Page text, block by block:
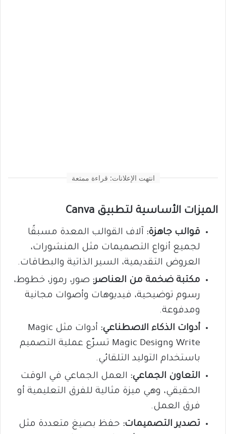
انتهت الإعلانات: قراءة ممتعة
الميزات الأساسية لتطبيق Canva
قوالب جاهزة: آلاف القوالب المعدة مسبقًا
لجميع أنواع التصميمات مثل المنشورات،
العروض التقديمية، السير الذاتية والبطاقات.
مكتبة ضخمة من العناصر: صور، رموز، خطوط،
رسوم توضيحية، فيديوهات وأصوات مجانية
ومدفوعة.
أدوات الذكاء الاصطناعي:
أدوات مثل Magic
Write وMagic Design تسرّع عملية التصميم
باستخدام التوليد التلقائي.
التعاون الجماعي: العمل الجماعي في الوقت
الحقيقي، وهي ميزة مثالية للفرق التعليمية أو
فرق العمل.
تصدير التصميمات: حفظ بصيغ متعددة مثل